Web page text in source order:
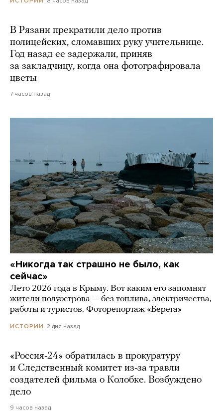
В Рязани прекратили дело против
полицейских, сломавших руку учительнице.
Год назад ее задержали, приняв
за закладчицу, когда она фотографировала
цветы
7 часов назад
«Никогда так страшно не было, как
сейчас»
Лето 2026 года в Крыму. Вот каким его запомнят
жители полуострова — без топлива, электричества,
работы и туристов. Фоторепортаж «Берега»
ИСТОРИИ 2 дня назад
«Россия-24» обратилась в прокуратуру
и Следственный комитет из-за травли
создателей фильма о Колобке. Возбуждено
дело
9 часов назад